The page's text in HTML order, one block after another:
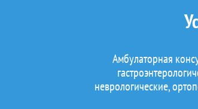
Амбулаторная
неврологические,